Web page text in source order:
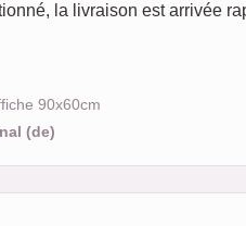
la livraison est arrivée
90x60cm
(de)